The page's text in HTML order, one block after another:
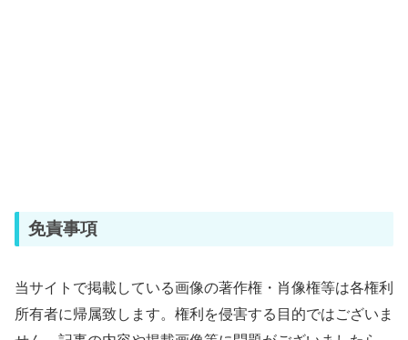
免責事項
当サイトで掲載している画像の著作権・肖像権等は各権利
所有者に帰属致します。権利を侵害する目的ではございま